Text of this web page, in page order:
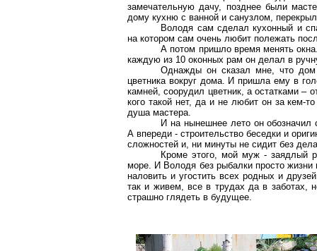
замечательную дачу, позднее были
дому кухню с ванной и санузлом,
Володя сам сделал кухонный и
на котором сам очень любит полежать
А потом пришло время менять
каждую из 10 оконных рам он делал в
Однажды он сказал мне, что дом
цветника вокруг дома. И пришла ему в
камней, соорудил цветник, а остатками –
кого такой нет, да и не любит он за кем-
душа мастера.
И на нынешнее лето он
А впереди - строительство беседки и
сложностей и, ни минуты не сидит без
Кроме этого, мой муж - заядлый
море. И Володя без рыбалки просто жизни
наловить и угостить всех родных и
так и живем, все в трудах да в
страшно глядеть в будущее.